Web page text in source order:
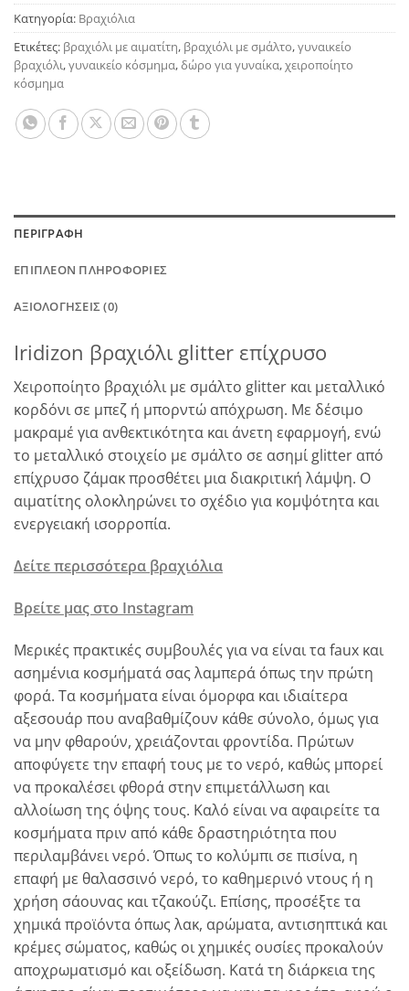
Κατηγορία: Βραχιόλια
Ετικέτες: βραχιόλι με αιματίτη, βραχιόλι με σμάλτο,γυναικείο
βραχιόλι,γυναικείο κόσμημα,δώρο για γυναίκα,χειροποίητο
κόσμημα
ΠΕΡΙΓΡΑΦΉ
ΕΠΙΠΛΈΟΝ ΠΛΗΡΟΦΟΡΊΕΣ
ΑΞΙΟΛΟΓΉΣΕΙΣ (0)
Iridizon βραχιόλι glitter επίχρυσο
Χειροποίητο βραχιόλι με σμάλτο glitter και μεταλλικό
κορδόνι σε μπεζ ή μπορντώ απόχρωση. Με δέσιμο
μακραμέ για ανθεκτικότητα και άνετη εφαρμογή, ενώ
το μεταλλικό στοιχείο με σμάλτο σε ασημί glitter από
επίχρυσο ζάμακ προσθέτει μια διακριτική λάμψη. Ο
αιματίτης ολοκληρώνει το σχέδιο για κομψότητα και
ενεργειακή ισορροπία.
Δείτε περισσότερα βραχιόλια
Βρείτε μας στο Instagram
Μερικές πρακτικές συμβουλές για να είναι τα faux και
ασημένια κοσμήματά σας λαμπερά όπως την πρώτη
φορά. Τα κοσμήματα είναι όμορφα και ιδιαίτερα
αξεσουάρ που αναβαθμίζουν κάθε σύνολο, όμως για
να μην φθαρούν, χρειάζονται φροντίδα. Πρώτων
αποφύγετε την επαφή τους με το νερό, καθώς μπορεί
να προκαλέσει φθορά στην επιμετάλλωση και
αλλοίωση της όψης τους. Καλό είναι να αφαιρείτε τα
κοσμήματα πριν από κάθε δραστηριότητα που
περιλαμβάνει νερό. Όπως το κολύμπι σε πισίνα, η
επαφή με θαλασσινό νερό, το καθημερινό ντους ή η
χρήση σάουνας και τζακούζι. Επίσης, προσέξτε τα
χημικά προϊόντα όπως λακ, αρώματα, αντισηπτικά και
κρέμες σώματος, καθώς οι χημικές ουσίες προκαλούν
αποχρωματισμό και οξείδωση. Κατά τη διάρκεια της